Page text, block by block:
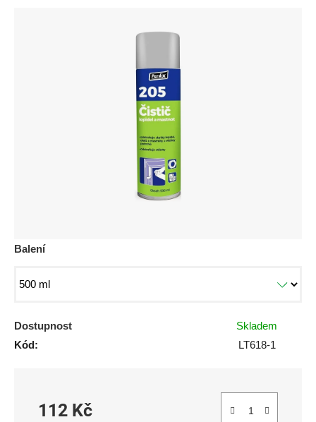
Balení
Dostupnost
Skladem
Kód:
LT618-1
112 Kč